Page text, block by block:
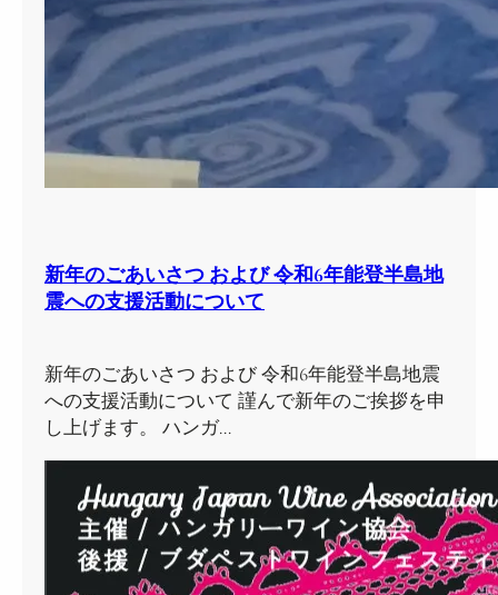
新年のごあいさつ および 令和6年能登半島地
震への支援活動について
新年のごあいさつ および 令和6年能登半島地震
への支援活動について 謹んで新年のご挨拶を申
し上げます。 ハンガ…